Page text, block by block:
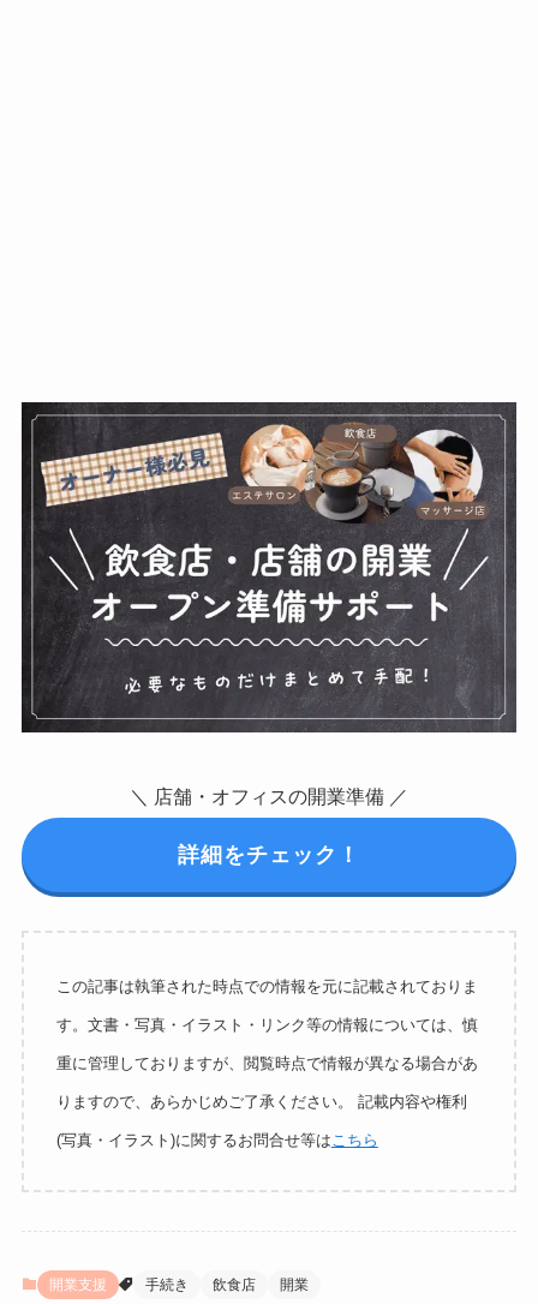
＼ 店舗・オフィスの開業準備 ／
詳細をチェック！
この記事は執筆された時点での情報を元に記載されておりま
す。文書・写真・イラスト・リンク等の情報については、慎
重に管理しておりますが、閲覧時点で情報が異なる場合があ
りますので、あらかじめご了承ください。 記載内容や権利
(写真・イラスト)に関するお問合せ等はこちら
開業支援 手続き 飲食店 開業